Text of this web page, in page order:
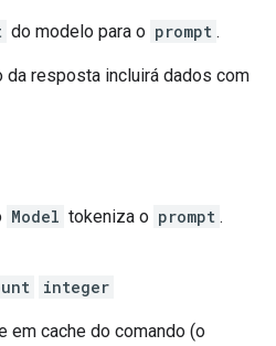
do modelo para o prompt .
resposta incluirá dados com
Model tokeniza o prompt .
integer
em cache do comando (o